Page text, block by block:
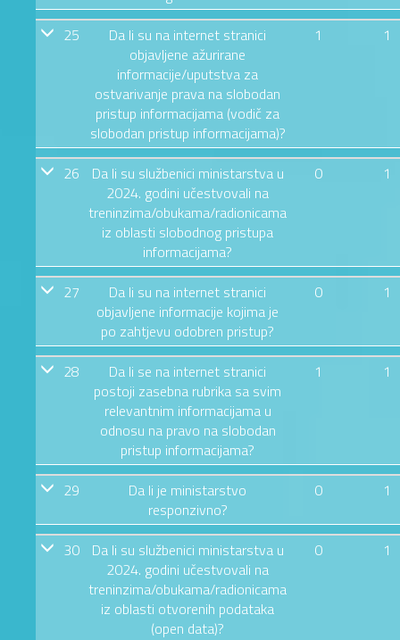
25
Da li su na internet stranici
objavljene ažurirane
informacije/uputstva za
ostvarivanje prava na slobodan
pristup informacijama (vodič za
slobodan pristup informacijama)?
1 1
26
Da li su službenici ministarstva u
2024. godini učestvovali na
treninzima/obukama/radionicama
iz oblasti slobodnog pristupa
informacijama?
0 1
27
Da li su na internet stranici
objavljene informacije kojima je
po zahtjevu odobren pristup?
0 1
28
Da li se na internet stranici
postoji zasebna rubrika sa svim
relevantnim informacijama u
odnosu na pravo na slobodan
pristup informacijama?
1 1
29
Da li je ministarstvo
responzivno?
0 1
30
Da li su službenici ministarstva u
2024. godini učestvovali na
treninzima/obukama/radionicama
iz oblasti otvorenih podataka
(open data)?
0 1